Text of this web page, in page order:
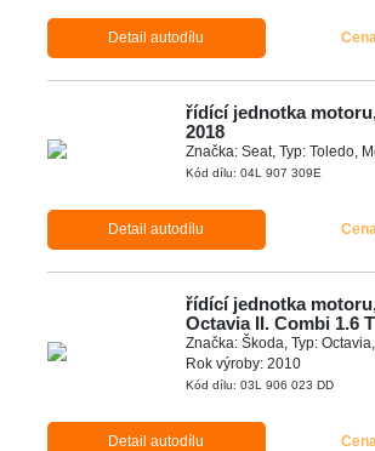
Detail autodílu
řídící jednotka
2018
Značka: Seat, Typ: Toledo,
Kód dílu: 04L 907 309E
Detail autodílu
řídící jednotka
Octavia II. Combi 1.6
Značka: Škoda, Typ:
Rok výroby: 2010
Kód dílu: 03L 906 023 DD
Detail autodílu